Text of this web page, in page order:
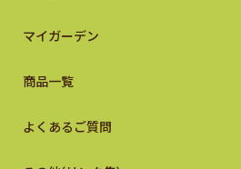
マイガーデン
商品一覧
よくあるご質問